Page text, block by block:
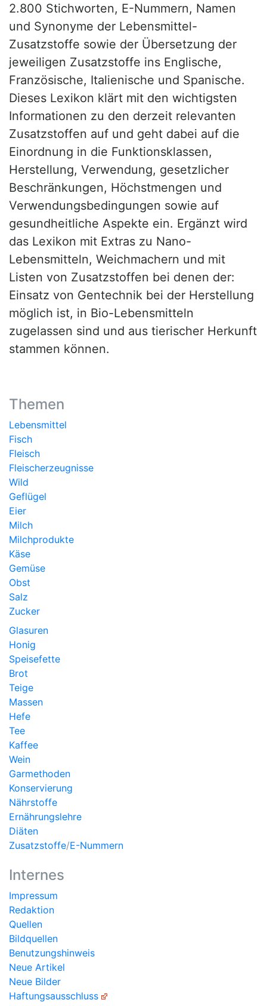
2.800 Stichworten, E-Nummern, Namen
und Synonyme der Lebensmittel-
Zusatzstoffe sowie der Übersetzung der
jeweiligen Zusatzstoffe ins Englische,
Französische, Italienische und Spanische.
Dieses Lexikon klärt mit den wichtigsten
Informationen zu den derzeit relevanten
Zusatzstoffen auf und geht dabei auf die
Einordnung in die Funktionsklassen,
Herstellung, Verwendung, gesetzlicher
Beschränkungen, Höchstmengen und
Verwendungsbedingungen sowie auf
gesundheitliche Aspekte ein. Ergänzt wird
das Lexikon mit Extras zu Nano-
Lebensmitteln, Weichmachern und mit
Listen von Zusatzstoffen bei denen der:
Einsatz von Gentechnik bei der Herstellung
möglich ist, in Bio-Lebensmitteln
zugelassen sind und aus tierischer Herkunft
stammen können.
Themen
Lebensmittel
Fisch
Fleisch
Fleischerzeugnisse
Wild
Geflügel
Eier
Milch
Milchprodukte
Käse
Gemüse
Obst
Salz
Zucker
Glasuren
Honig
Speisefette
Brot
Teige
Massen
Hefe
Tee
Kaffee
Wein
Garmethoden
Konservierung
Nährstoffe
Ernährungslehre
Diäten
Zusatzstoffe/E-Nummern
Internes
Impressum
Redaktion
Quellen
Bildquellen
Benutzungshinweis
Neue Artikel
Neue Bilder
Haftungsausschluss